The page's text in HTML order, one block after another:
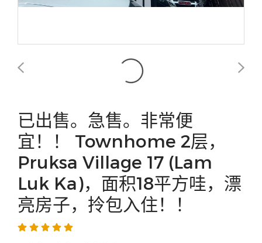
已出售。急售。非常便
宜！！ Townhome 2层，
Pruksa Village 17 (Lam
Luk Ka)，面积18平方哇，漂
亮房子，拎包入住！！